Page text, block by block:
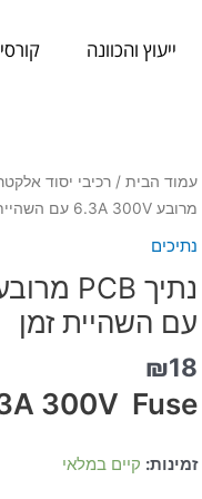
ייעוץ והכוונה
עמוד הבית/ רכיבי יסוד
מרובע 6.3A 300V עם השהיית זמן
נתיכים
עם השהיית זמן
₪18
300V Fuse
זמינות: קיים במלאי
כמות
של
מרובע
6.3A
300V
עם
השהיית
זמן